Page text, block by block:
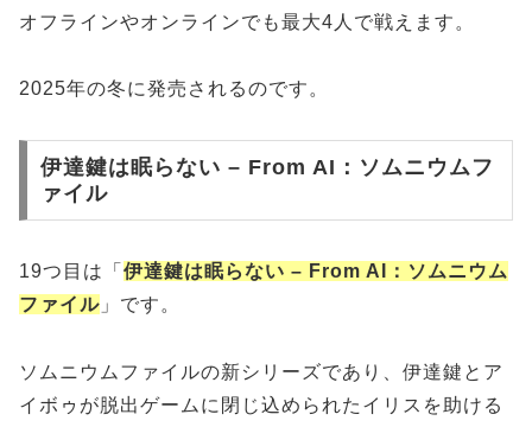
オフラインやオンラインでも最大4人で戦えます。
2025年の冬に発売されるのです。
伊達鍵は眠らない – From AI：ソムニウムフ
ァイル
19つ目は「 伊達鍵は眠らない – From AI：ソムニウム
ファイル 」です。
ソムニウムファイルの新シリーズであり、伊達鍵とア
イボゥが脱出ゲームに閉じ込められたイリスを助ける